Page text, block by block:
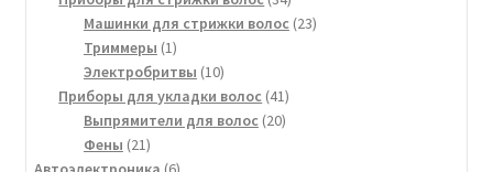
товара
Машинки для стрижки волос 2323
Триммеры 11
товар
Электробритвы 1010
товаров
Приборы для укладки волос 4141
товар
Выпрямители для волос 2020
Фены 2121
товар
6